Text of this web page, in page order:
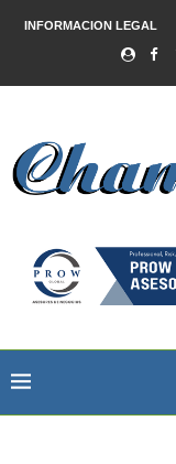
INFORMACION LEGAL